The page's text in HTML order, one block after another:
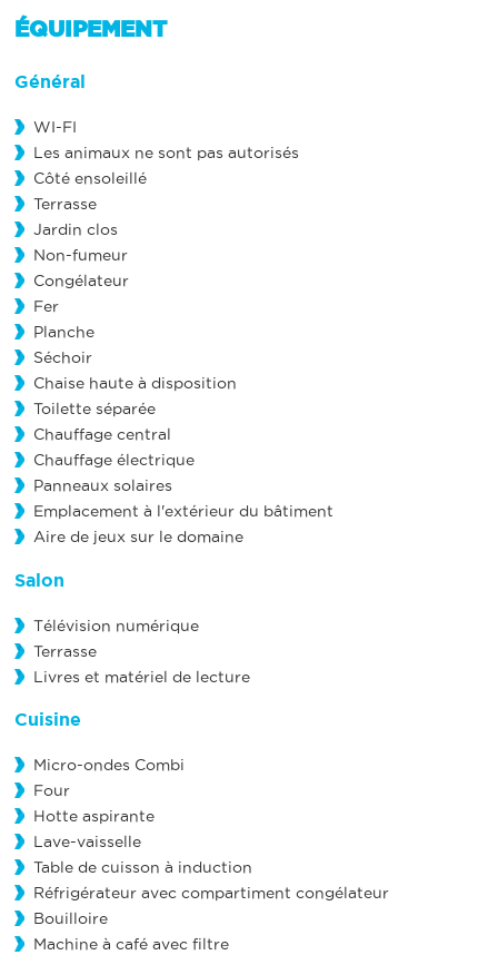
ÉQUIPEMENT
Général
WI-FI
Les animaux ne sont pas autorisés
Côté ensoleillé
Terrasse
Jardin clos
Non-fumeur
Congélateur
Fer
Planche
Séchoir
Chaise haute à disposition
Toilette séparée
Chauffage central
Chauffage électrique
Panneaux solaires
Emplacement à l'extérieur du bâtiment
Aire de jeux sur le domaine
Salon
Télévision numérique
Terrasse
Livres et matériel de lecture
Cuisine
Micro-ondes Combi
Four
Hotte aspirante
Lave-vaisselle
Table de cuisson à induction
Réfrigérateur avec compartiment congélateur
Bouilloire
Machine à café avec filtre